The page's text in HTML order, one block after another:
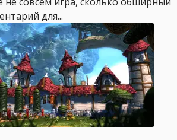
для...